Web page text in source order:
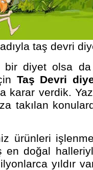
taş devri
bir diyet olsa
Taş Devri
karar verdik.
takılan
ürünleri
en doğal
yıldır